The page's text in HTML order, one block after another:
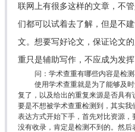
联网上有很多这样的文章，不
们都可以试着去了解，但是不
文。想要写好论文，保证论文
重只是辅助写作，不应成为发挥
问：学术查重有哪些内容是检测
使用学术查重就是为了能够及
复了，以及给出的重复来源是否具有
要是不想被学术查重检测到，其实我
表达方式开始下手，首先对比资源，
没有收录，肯定是检测不到的。然后